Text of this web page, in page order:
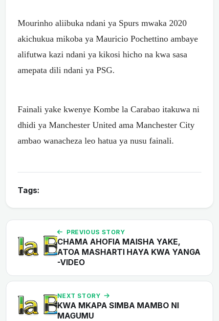
Mourinho aliibuka ndani ya Spurs mwaka 2020
akichukua mikoba ya Mauricio Pochettino ambaye
alifutwa kazi ndani ya kikosi hicho na kwa sasa
amepata dili ndani ya PSG.
Fainali yake kwenye Kombe la Carabao itakuwa ni
dhidi ya Manchester United ama Manchester City
ambao wanacheza leo hatua ya nusu fainali.
Tags:
PREVIOUS STORY
CHAMA AHOFIA MAISHA YAKE,
ATOA MASHARTI HAYA KWA YANGA
-VIDEO
NEXT STORY
KWA MKAPA SIMBA MAMBO NI
MAGUMU